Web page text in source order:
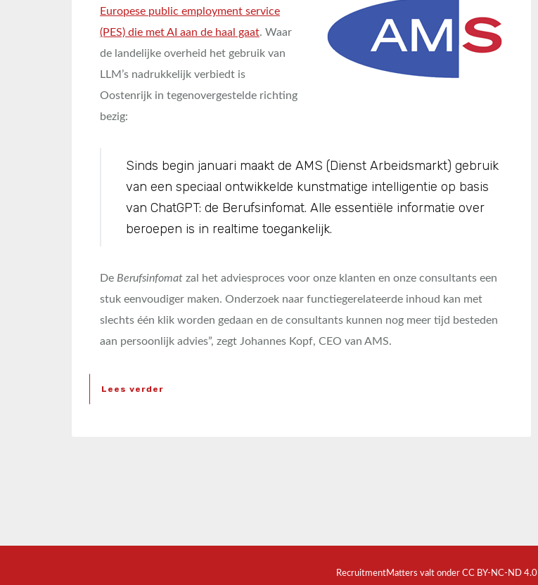
Europese public employment service
(PES) die met AI aan de haal gaat. Waar
de landelijke overheid het gebruik van
LLM’s nadrukkelijk verbiedt is
Oostenrijk in tegenovergestelde richting
bezig:
Sinds begin januari maakt de AMS (Dienst Arbeidsmarkt) gebruik
van een speciaal ontwikkelde kunstmatige intelligentie op basis
van ChatGPT: de Berufsinfomat. Alle essentiële informatie over
beroepen is in realtime toegankelijk.
De Berufsinfomat zal het adviesproces voor onze klanten en onze consultants een
stuk eenvoudiger maken. Onderzoek naar functiegerelateerde inhoud kan met
slechts één klik worden gedaan en de consultants kunnen nog meer tijd besteden
aan persoonlijk advies”, zegt Johannes Kopf, CEO van AMS.
Lees verder
RecruitmentMatters valt onder CC BY-NC-ND 4.0